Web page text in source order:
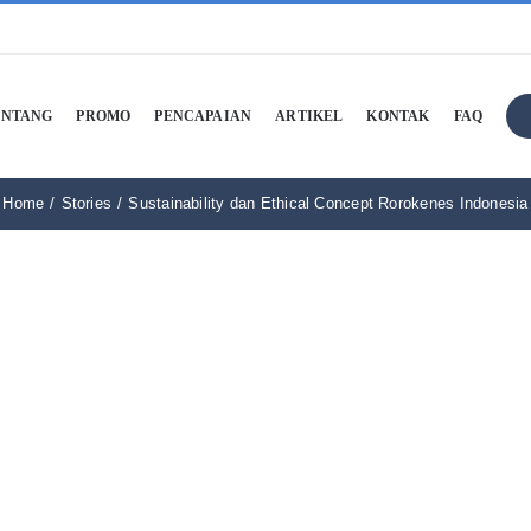
PROMO PENCAPAIAN ARTIKEL KONTAK FAQ
Home Stories Sustainability dan Ethical Concept Rorokenes Indonesia